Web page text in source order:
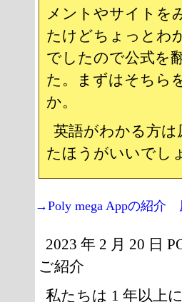
メントやサイトを
たけどちょっとわ
でしたので公式を
た。まずはそちら
か。
英語がわかる方は
たほうがいいでし
→Poly mega Appの紹介
2023 年 2 月 20 日
ご紹介
私たちは 1 年以上